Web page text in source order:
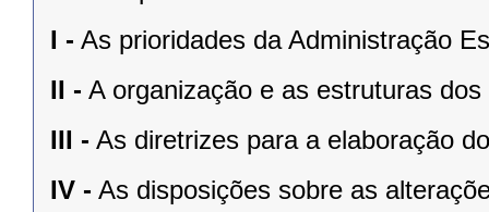
I - As prioridades da Administração
II - A organização e as estruturas
III - As diretrizes para a elaboração
IV - As disposições sobre as